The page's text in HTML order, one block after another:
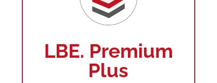
LBE. Premium
Plus